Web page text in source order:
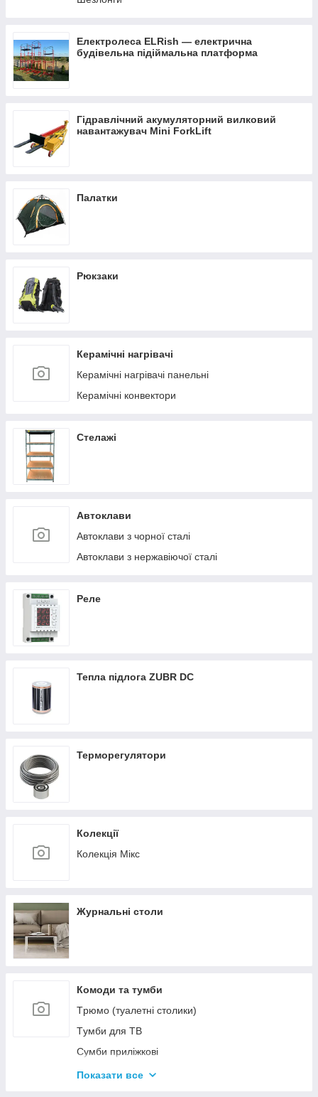
Електролеса ELRish — електрична
будівельна підіймальна платформа
Гідравлічний акумуляторний вилковий
навантажувач Mini ForkLift
Палатки
Рюкзаки
Керамічні нагрівачі
Керамічні нагрівачі панельні
Керамічні конвектори
Стелажі
Автоклави
Автоклави з чорної сталі
Автоклави з нержавіючої сталі
Реле
Тепла підлога ZUBR DC
Терморегулятори
Колекції
Колекція Мікс
Журнальні столи
Комоди та тумби
Tрюмо (туалетні столики)
Tумби для ТВ
Сумби приліжкові
Комоди
Показати все